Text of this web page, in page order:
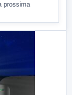
prossima